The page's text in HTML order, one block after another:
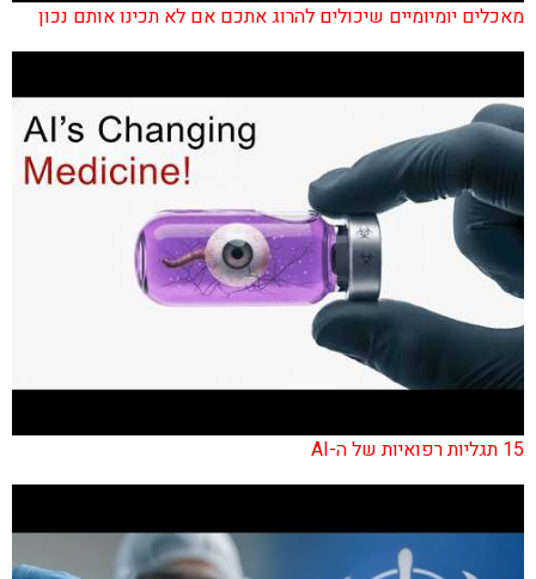
מאכלים יומיומיים שיכולים להרוג אתכם אם לא תכינו אותם נכון
15 תגליות רפואיות של ה-AI